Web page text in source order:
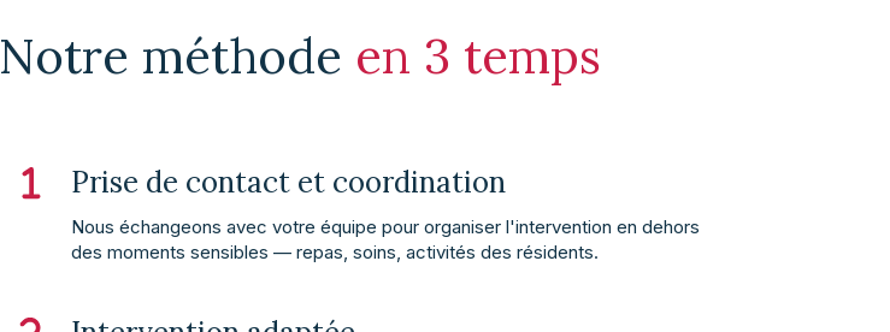
Notre méthode en 3 temps
Prise de contact et coordination
Nous échangeons avec votre équipe pour organiser l'intervention en dehors
des moments sensibles — repas, soins, activités des résidents.